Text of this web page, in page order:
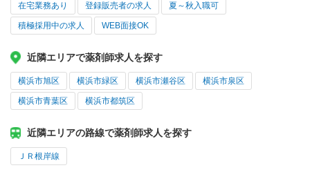
在宅業務あり 登録販売者の求人 夏～秋入職可
積極採用中の求人 WEB面接OK
近隣エリアで薬剤師求人を探す
横浜市旭区 横浜市緑区 横浜市瀬谷区 横浜市泉区
横浜市青葉区 横浜市都筑区
近隣エリアの路線で薬剤師求人を探す
ＪＲ根岸線